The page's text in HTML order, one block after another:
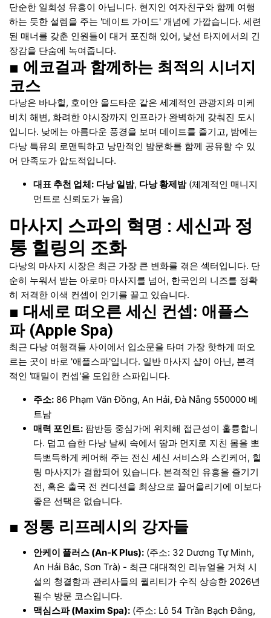
단순한 일회성 유흥이 아닙니다. 현지인 여자친구와 함께 여행
하는 듯한 설렘을 주는 '데이트 가이드' 개념에 가깝습니다. 세련
된 매너를 갖춘 인원들이 대거 포진해 있어, 낯선 타지에서의 긴
장감을 단숨에 녹여줍니다.
■ 에코걸과 함께하는 최적의 시너지
코스
다낭은 바나힐, 호이안 올드타운 같은 세계적인 관광지와 미케
비치 해변, 화려한 야시장까지 인프라가 완벽하게 갖춰진 도시
입니다. 낮에는 아름다운 풍경을 보며 데이트를 즐기고, 밤에는
다낭 특유의 로맨틱하고 낭만적인 밤문화를 함께 공유할 수 있
어 만족도가 압도적입니다.
대표 추천 업체: 다낭 일밤, 다낭 황제밤(체계적인 매니지
먼트로 신뢰도가 높음)
마사지 스파의 혁명 : 세신과 정
통 힐링의 조화
다낭의 마사지 시장은 최근 가장 큰 변화를 겪은 섹터입니다. 단
순히 누워서 받는 아로마 마사지를 넘어, 한국인의 니즈를 정확
히 저격한 이색 컨셉이 인기를 끌고 있습니다.
■ 대세로 떠오른 세신 컨셉: 애플스
파 (Apple Spa)
최근 다낭 여행객들 사이에서 입소문을 타며 가장 핫하게 떠오
르는 곳이 바로 '애플스파'입니다. 일반 마사지 샵이 아닌, 본격
적인 '때밀이 컨셉'을 도입한 스파입니다.
주소: 86 Phạm Văn Đồng, An Hải, Đà Nẵng 550000 베
트남
매력 포인트: 팜반동 중심가에 위치해 접근성이 훌륭합니
다. 덥고 습한 다낭 날씨 속에서 땀과 먼지로 지친 몸을 뽀
득뽀득하게 케어해 주는 전신 세신 서비스와 스킨케어, 힐
링 마사지가 결합되어 있습니다. 본격적인 유흥을 즐기기
전, 혹은 출국 전 컨디션을 최상으로 끌어올리기에 이보다
좋은 선택은 없습니다.
■ 정통 리프레시의 강자들
안케이 플러스 (An-K Plus): (주소: 32 Dương Tự Minh,
An Hải Bắc, Sơn Trà) - 최근 대대적인 리뉴얼을 거쳐 시
설의 청결함과 관리사들의 퀄리티가 수직 상승한 2026년
필수 방문 코스입니다.
맥심스파 (Maxim Spa): (주소: Lô 54 Trần Bạch Đằng,